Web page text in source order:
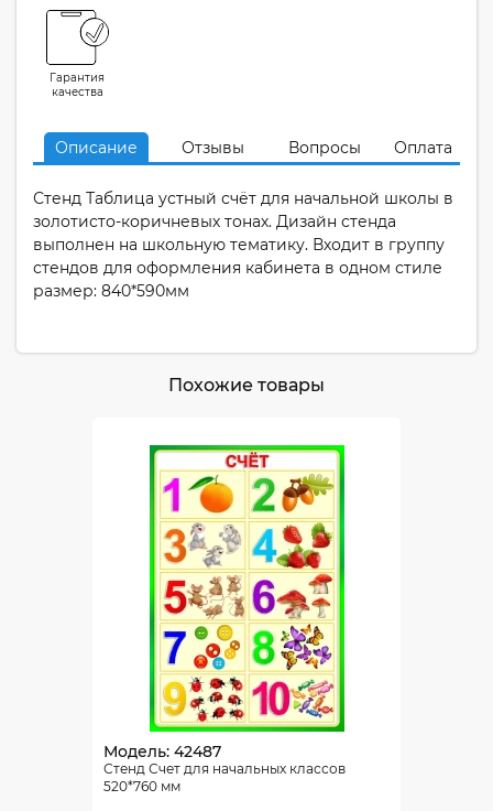
Гарантия
качества
Описание Отзывы Вопросы Оплата
Стенд Таблица устный счёт для начальной школы в
золотисто-коричневых тонах. Дизайн стенда
выполнен на школьную тематику. Входит в группу
стендов для оформления кабинета в одном стиле
размер: 840*590мм
Похожие товары
Модель: 42487
Стенд Счет для начальных классов
520*760 мм